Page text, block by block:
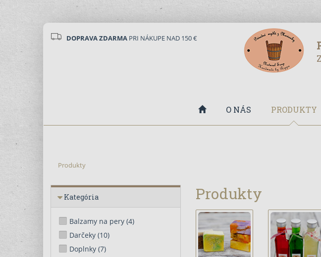
DOPRAVA ZDARMA PRI NÁKUPE NAD 150 €
O NÁS PRODUKTY
Produkty
Kategória
Balzamy na pery (4)
Darčeky (10)
Doplnky (7)
Produkty